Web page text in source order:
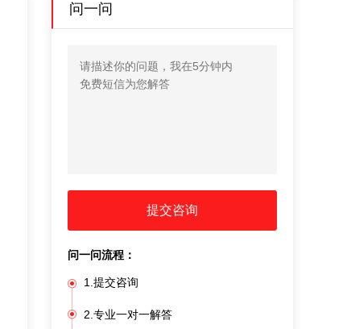
问一问
提交咨询
问一问流程：
1.提交咨询
2.专业一对一解答